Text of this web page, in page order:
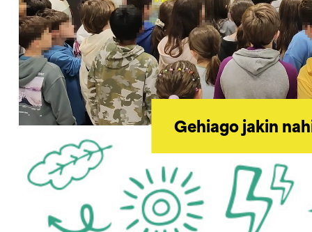
Gehiago jakin